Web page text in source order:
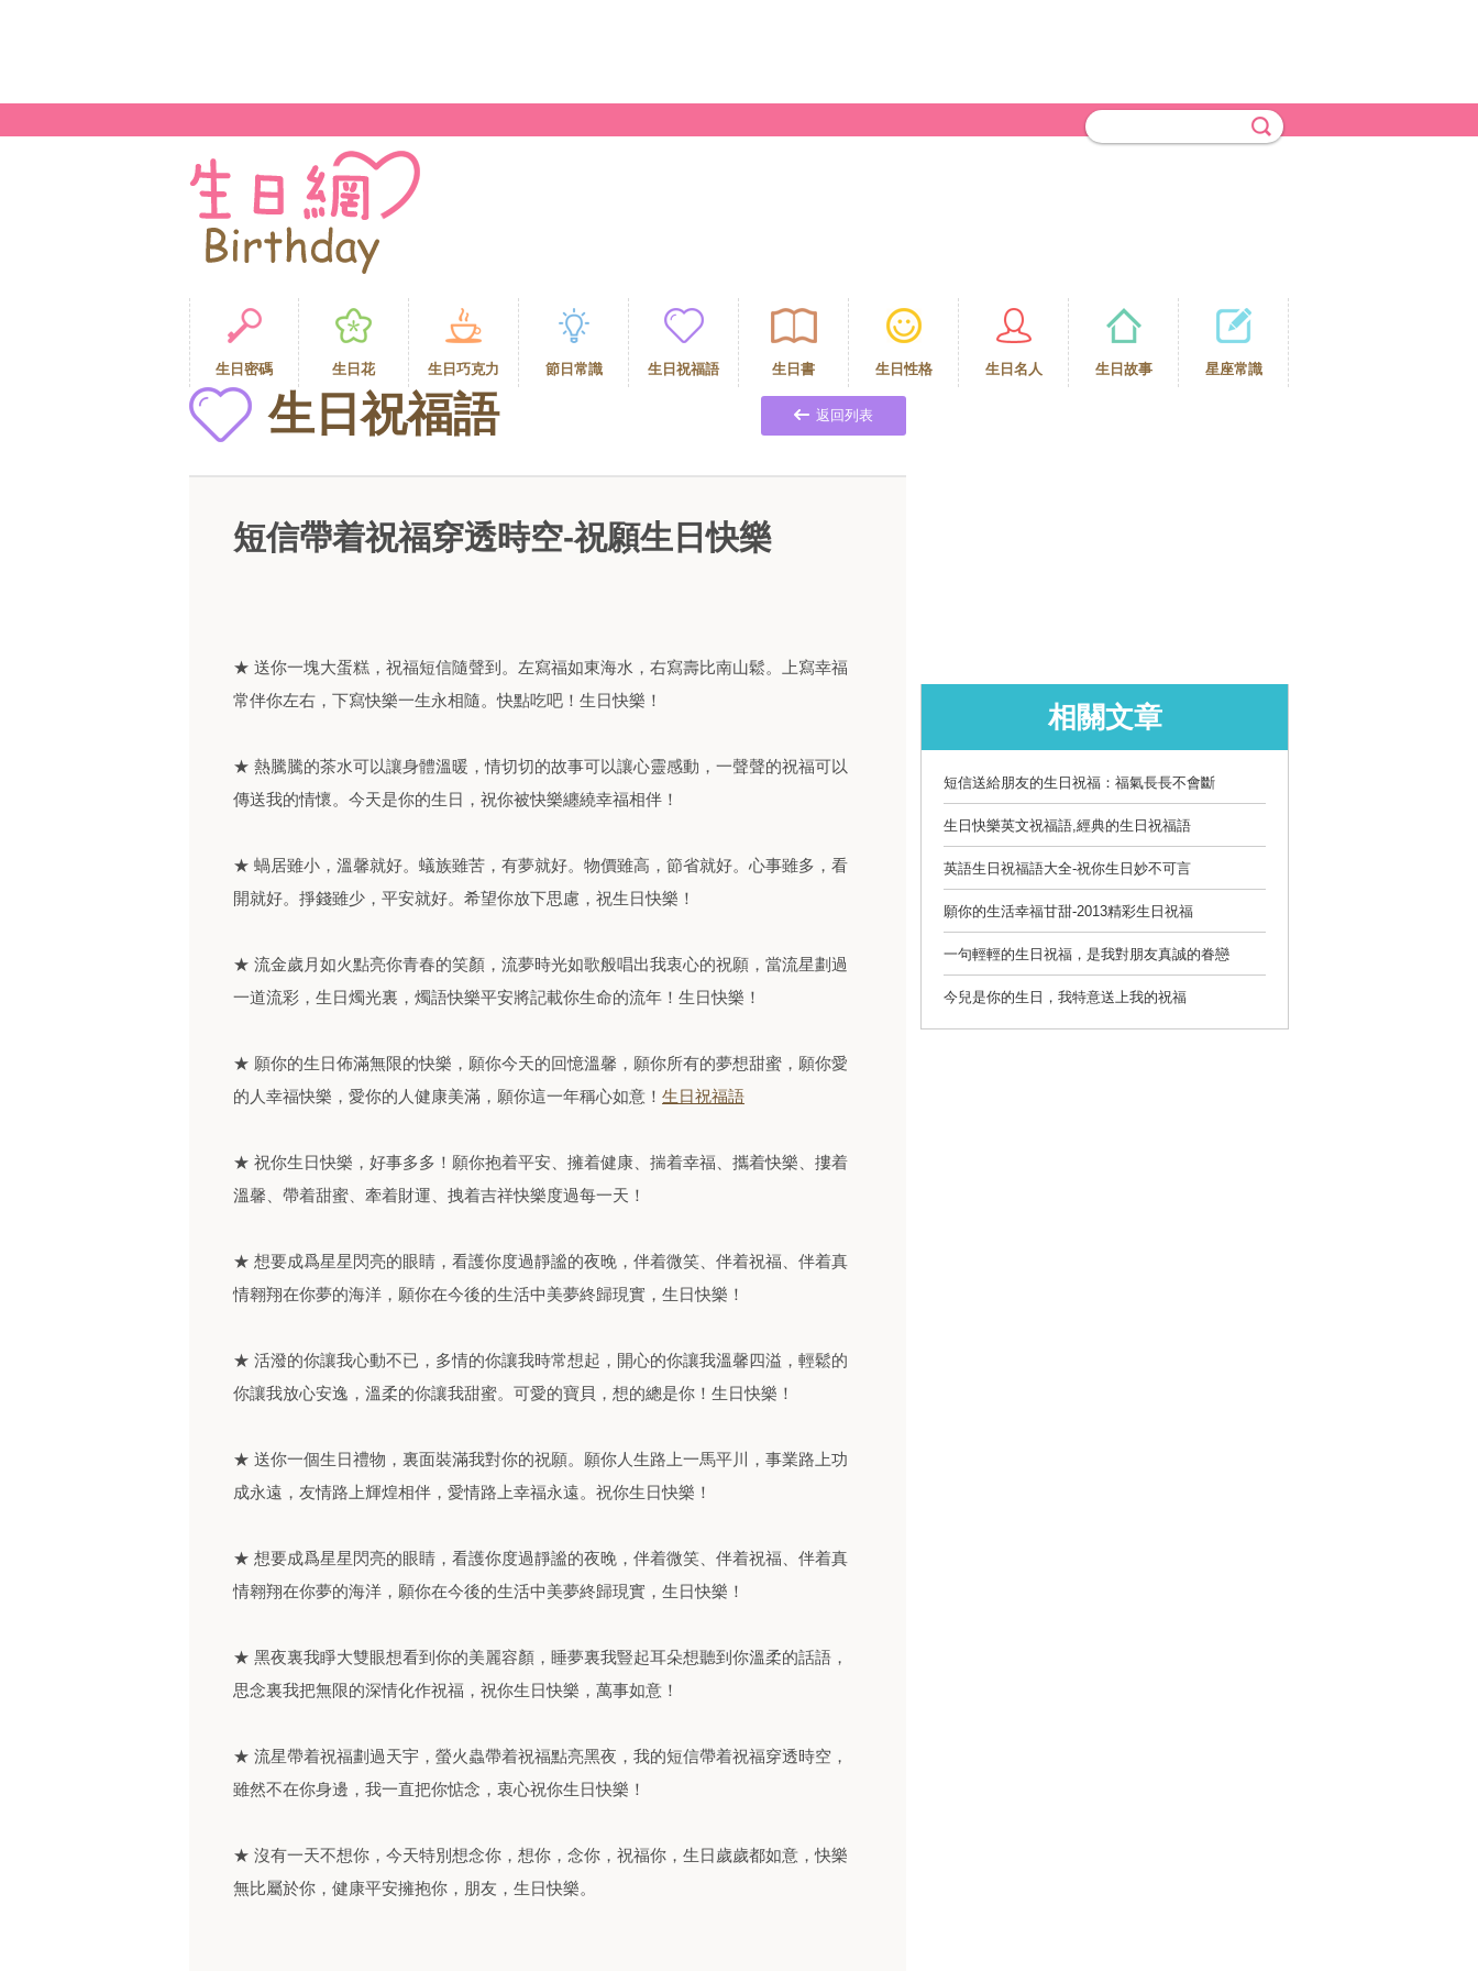
生日密碼 生日花 生日巧克力 節日常識 生日祝福語 生日書 生日性格 生日名人 生日故事 星座常識
生日祝福語 返回列表
短信帶着祝福穿透時空-祝願生日快樂
★ 送你一塊大蛋糕，祝福短信隨聲到。左寫福如東海水，右寫壽比南山鬆。上寫幸福
常伴你左右，下寫快樂一生永相隨。快點吃吧！生日快樂！
★ 熱騰騰的茶水可以讓身體溫暖，情切切的故事可以讓心靈感動，一聲聲的祝福可以
傳送我的情懷。今天是你的生日，祝你被快樂纏繞幸福相伴！
★ 蝸居雖小，溫馨就好。蟻族雖苦，有夢就好。物價雖高，節省就好。心事雖多，看
開就好。掙錢雖少，平安就好。希望你放下思慮，祝生日快樂！
★ 流金歲月如火點亮你青春的笑顏，流夢時光如歌般唱出我衷心的祝願，當流星劃過
一道流彩，生日燭光裏，燭語快樂平安將記載你生命的流年！生日快樂！
★ 願你的生日佈滿無限的快樂，願你今天的回憶溫馨，願你所有的夢想甜蜜，願你愛
的人幸福快樂，愛你的人健康美滿，願你這一年稱心如意！ 生日祝福語
★ 祝你生日快樂，好事多多！願你抱着平安、擁着健康、揣着幸福、攜着快樂、摟着
溫馨、帶着甜蜜、牽着財運、拽着吉祥快樂度過每一天！
★ 想要成爲星星閃亮的眼睛，看護你度過靜謐的夜晚，伴着微笑、伴着祝福、伴着真
情翱翔在你夢的海洋，願你在今後的生活中美夢終歸現實，生日快樂！
★ 活潑的你讓我心動不已，多情的你讓我時常想起，開心的你讓我溫馨四溢，輕鬆的
你讓我放心安逸，溫柔的你讓我甜蜜。可愛的寶貝，想的總是你！生日快樂！
★ 送你一個生日禮物，裏面裝滿我對你的祝願。願你人生路上一馬平川，事業路上功
成永遠，友情路上輝煌相伴，愛情路上幸福永遠。祝你生日快樂！
★ 想要成爲星星閃亮的眼睛，看護你度過靜謐的夜晚，伴着微笑、伴着祝福、伴着真
情翱翔在你夢的海洋，願你在今後的生活中美夢終歸現實，生日快樂！
★ 黑夜裏我睜大雙眼想看到你的美麗容顏，睡夢裏我豎起耳朵想聽到你溫柔的話語，
思念裏我把無限的深情化作祝福，祝你生日快樂，萬事如意！
★ 流星帶着祝福劃過天宇，螢火蟲帶着祝福點亮黑夜，我的短信帶着祝福穿透時空，
雖然不在你身邊，我一直把你惦念，衷心祝你生日快樂！
★ 沒有一天不想你，今天特別想念你，想你，念你，祝福你，生日歲歲都如意，快樂
無比屬於你，健康平安擁抱你，朋友，生日快樂。
相關文章
短信送給朋友的生日祝福：福氣長長不會斷
生日快樂英文祝福語,經典的生日祝福語
英語生日祝福語大全-祝你生日妙不可言
願你的生活幸福甘甜-2013精彩生日祝福
一句輕輕的生日祝福，是我對朋友真誠的眷戀
今兒是你的生日，我特意送上我的祝福